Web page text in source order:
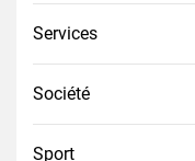
Services
Société
Sport